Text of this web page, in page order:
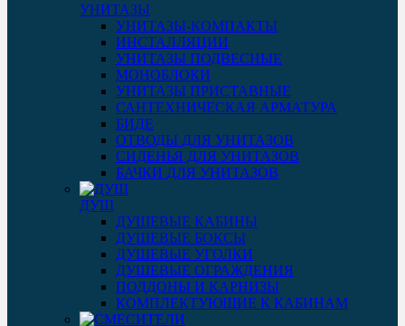
УНИТАЗЫ
УНИТАЗЫ-КОМПАКТЫ
ИНСТАЛЛЯЦИИ
УНИТАЗЫ ПОДВЕСНЫЕ
МОНОБЛОКИ
УНИТАЗЫ ПРИСТАВНЫЕ
САНТЕХНИЧЕСКАЯ АРМАТУРА
БИДЕ
ОТВОДЫ ДЛЯ УНИТАЗОВ
СИДЕНЬЯ ДЛЯ УНИТАЗОВ
БАЧКИ ДЛЯ УНИТАЗОВ
ДУШ
ДУШЕВЫЕ КАБИНЫ
ДУШЕВЫЕ БОКСЫ
ДУШЕВЫЕ УГОЛКИ
ДУШЕВЫЕ ОГРАЖДЕНИЯ
ПОДДОНЫ И КАРНИЗЫ
КОМПЛЕКТУЮЩИЕ К КАБИНАМ